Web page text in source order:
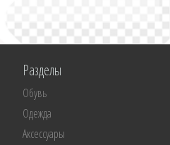
Разделы
Обувь
Одежда
Аксессуары